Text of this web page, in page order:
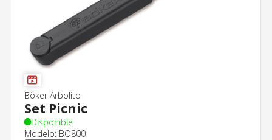
Böker Arbolito
Set Picnic
Disponible
Modelo: BO800